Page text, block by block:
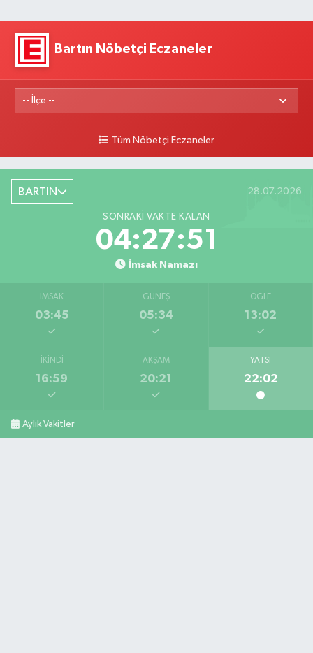
Bartın Nöbetçi Eczaneler
Tüm Nöbetçi Eczaneler
BARTIN 28.07.2026
SONRAKI VAKTE KALAN
04:27:50
İmsak Namazı
İMSAK
03:45
GÜNEŞ
05:34
ÖĞLE
13:02
İKINDI
16:59
AKŞAM
20:21
YATSI
22:02
Aylık Vakitler